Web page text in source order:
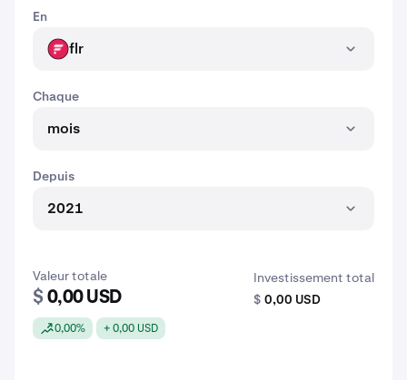
En
FLR flr
Chaque
mois
Depuis
2021
Valeur totale
$ 0,00 USD
0,00% + 0,00 USD
Investissement total
$ 0,00 USD